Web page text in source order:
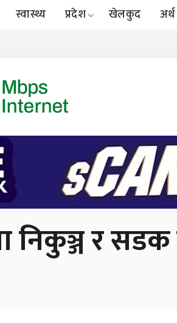
स्वास्थ्य प्रदेश खेलकुद अर्थ
निकुञ्ज र